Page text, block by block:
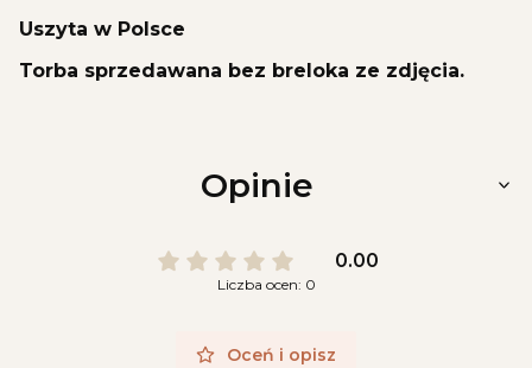
Uszyta w Polsce
Torba sprzedawana bez breloka ze zdjęcia.
Opinie
0.00
Liczba ocen: 0
Oceń i opisz